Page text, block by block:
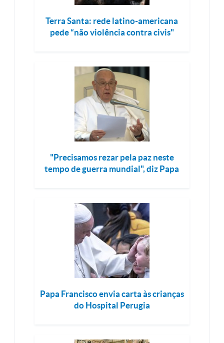
Terra Santa: rede latino-americana
pede “não violência contra civis"
"Precisamos rezar pela paz neste
tempo de guerra mundial", diz Papa
Papa Francisco envia carta às crianças
do Hospital Perugia